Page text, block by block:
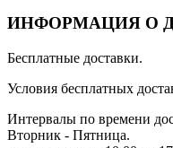
ИНФОРМАЦИЯ О
Бесплатные доставки.
Условия бесплатных
Интервалы по времени
Вторник - Пятница.